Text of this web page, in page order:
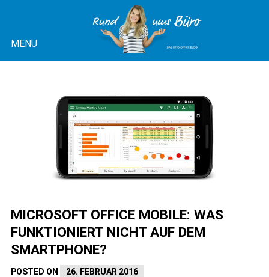
content
RUND UMS BÜRO
MENU
MICROSOFT OFFICE MOBILE: WAS
FUNKTIONIERT NICHT AUF DEM
SMARTPHONE?
POSTED ON
26. FEBRUAR 2016